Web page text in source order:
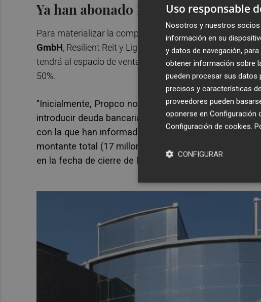
Ya han abonado 17 millones
Para materializar la compra al actual propietario, la filial
GmbH, Resilient Reit y Lighthouse Properties PLC han
tendrá al espacio de venta castellonense como su
50%.
"Inicialmente, Propco no utilizará financiación
introducir deuda bancaria senior a su debido
con la que han informado de la operación a sus
montante total (17 millones), en el momento de la
en la fecha de cierre de la compraventa, que como
Uso responsable
Nosotros y nuestros
información en su
y datos de navegación,
obtener información sobre
pueden procesar sus datos
precisos y características
proveedores pueden
oponerse en Configuración
Configuración de cookies.
CONFIGURAR